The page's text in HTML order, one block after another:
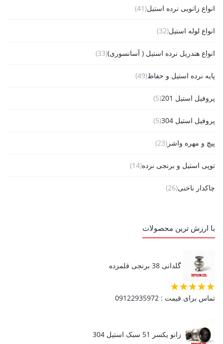
انواع زانویی نرده استیل(41)
انواع لوله استیل(32)
انواع هندریل نرده استیل ( آسانسوری)(33)
پایه نرده استیل و حفاظ(49)
پروفیل استیل 201 (5)
پروفیل استیل 304 (5)
پیچ و مهره واشر (23)
توپی استیل و برنجی نرده(14)
چاکدار ناخنی(26)
درپوش استیل و برنجی(21)
دیوارکوب (فلنچ ، استکانی)
رابط و النگو لوله استیل
قالپاق استیل و پلاستیکی(7)
با ارزش ترین محصولات
گلدانی 38 برنجی قلمزده
تماس برای قیمت : 09122935972
زانو یکسر 51 سبک استیل 304